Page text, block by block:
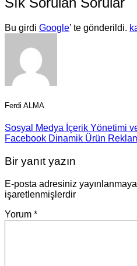
Bu girdi Google’ te gönderildi.
Ferdi ALMA
Sosyal Medya İçerik Yönetimi
Facebook Dinamik Ürün
Bir yanıt yazın
E-posta adresiniz
işaretlenmişlerdir
Yorum *